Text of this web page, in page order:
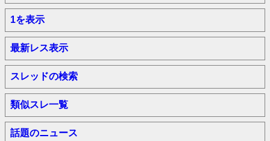
1を表示
最新レス表示
スレッドの検索
類似スレ一覧
話題のニュース